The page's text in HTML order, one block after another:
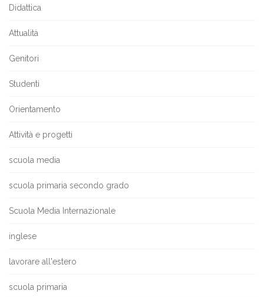
Didattica
Attualità
Genitori
Studenti
Orientamento
Attività e progetti
scuola media
scuola primaria secondo grado
Scuola Media Internazionale
inglese
lavorare all'estero
scuola primaria